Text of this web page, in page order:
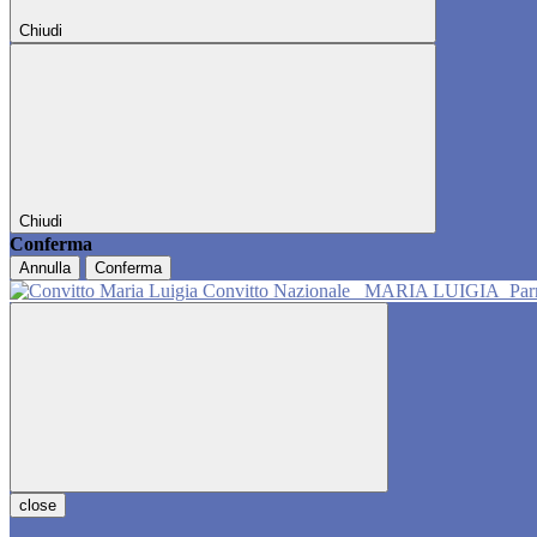
Chiudi
Chiudi
Conferma
Annulla Conferma
Convitto Nazionale MARIA LUIGIA
close